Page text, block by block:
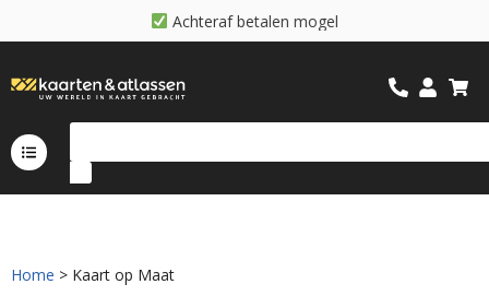
Achteraf betalen mogel
Home > Kaart op Maat